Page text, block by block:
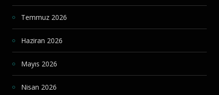
Temmuz 2026
Haziran 2026
Mayıs 2026
Nisan 2026